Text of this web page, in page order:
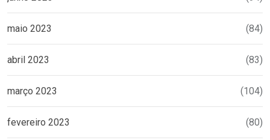
maio 2023 (84)
abril 2023 (83)
março 2023 (104)
fevereiro 2023 (80)